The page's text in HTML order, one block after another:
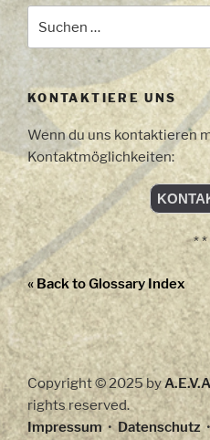
nach:
KONTAKTIERE UNS
Wenn du uns kontaktieren
Kontaktmöglichkeiten:
* *
« Back to Glossary Index
Copyright © 2025 by
rights reserved.
Impressum•Datenschutz